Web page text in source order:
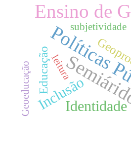
Políticas
Ensino de
InclusãoIdentidade
Educação
Geoeducação leitura
subjetividade